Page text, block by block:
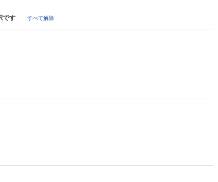
です すべて解除